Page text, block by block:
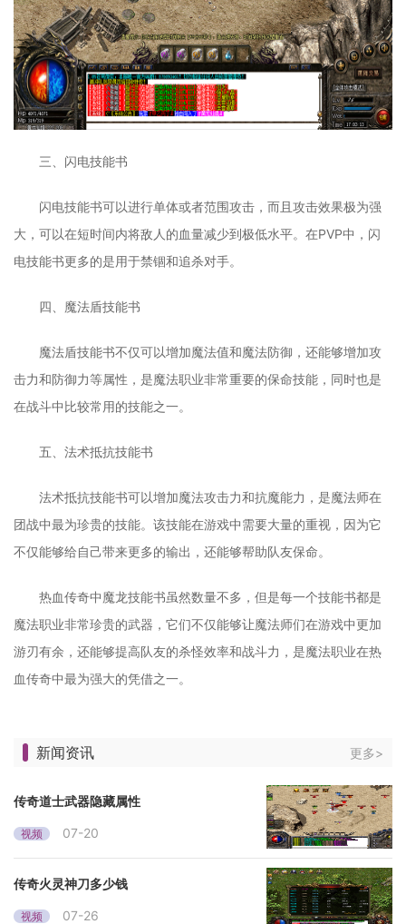
三、闪电技能书
闪电技能书可以进行单体或者范围攻击，而且攻击效果极为强
大，可以在短时间内将敌人的血量减少到极低水平。在PVP中，闪
电技能书更多的是用于禁锢和追杀对手。
四、魔法盾技能书
魔法盾技能书不仅可以增加魔法值和魔法防御，还能够增加攻
击力和防御力等属性，是魔法职业非常重要的保命技能，同时也是
在战斗中比较常用的技能之一。
五、法术抵抗技能书
法术抵抗技能书可以增加魔法攻击力和抗魔能力，是魔法师在
团战中最为珍贵的技能。该技能在游戏中需要大量的重视，因为它
不仅能够给自己带来更多的输出，还能够帮助队友保命。
热血传奇中魔龙技能书虽然数量不多，但是每一个技能书都是
魔法职业非常珍贵的武器，它们不仅能够让魔法师们在游戏中更加
游刃有余，还能够提高队友的杀怪效率和战斗力，是魔法职业在热
血传奇中最为强大的凭借之一。
新闻资讯 更多>
传奇道士武器隐藏属性
视频 07-20
传奇火灵神刀多少钱
视频 07-26